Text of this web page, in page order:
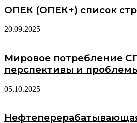
ОПЕК (ОПЕК+) список
20.09.2025
Мировое потребление
перспективы и
05.10.2025